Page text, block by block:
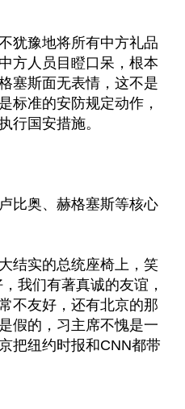
犹豫地将所有中方礼品
方人员目瞪口呆，根本
塞斯面无表情，这不是
标准的安防规定动作，
行国安措施。
比奥、赫格塞斯等核心
结实的总统座椅上，笑
我们有著真诚的友谊，
不友好，还有北京的那
假的，习主席不愧是一
把纽约时报和CNN都带